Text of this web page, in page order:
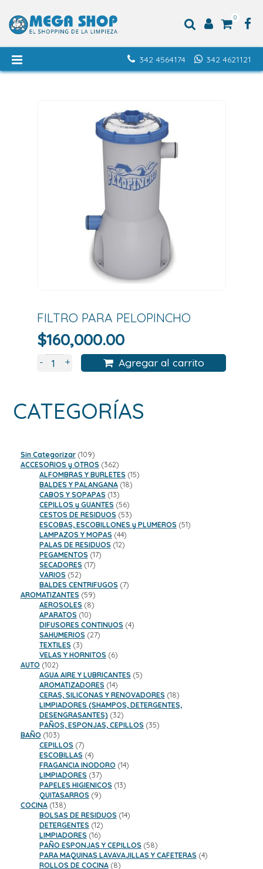
0
342 4621121
342 4564174
FILTRO PARA PELOPINCHO
$160,000.00
- + Agregar al carrito
CATEGORÍAS
Sin Categorizar 109109
productos
ACCESORIOS y OTROS 362362
productos
ALFOMBRAS Y BURLETES 1515
BALDES Y PALANGANA 1818
CABOS Y SOPAPAS 1313
productos
CEPILLOS y GUANTES 5656
productos
CESTOS DE RESIDUOS 5353
productos
ESCOBAS, ESCOBILLONES y PLUMEROS 5151
LAMPAZOS Y MOPAS 4444
productos
PALAS DE RESIDUOS 1212
PEGAMENTOS 1717
SECADORES 1717
VARIOS 5252
productos
BALDES CENTRIFUGOS 77
AROMATIZANTES 5959
productos
AEROSOLES 88
productos
APARATOS 1010
productos
DIFUSORES CONTINUOS 44
SAHUMERIOS 2727
TEXTILES 33
productos
VELAS Y HORNITOS 66
AUTO 102102
productos
AGUA AIRE Y LUBRICANTES 55
AROMATIZADORES 1414
productos
CERAS, SILICONAS Y RENOVADORES 1818
productos
LIMPIADORES (SHAMPOS, DETERGENTES,
DESENGRASANTES) 3232
productos
PAÑOS, ESPONJAS, CEPILLOS 3535
BAÑO 103103
productos
CEPILLOS 77
productos
ESCOBILLAS 44
productos
FRAGANCIA INODORO 1414
LIMPIADORES 3737
productos
PAPELES HIGIENICOS 1313
QUITASARROS 99
COCINA 138138
productos
BOLSAS DE RESIDUOS 1414
DETERGENTES 1212
productos
LIMPIADORES 1616
productos
PAÑO ESPONJAS Y CEPILLOS 5858
productos
PARA MAQUINAS LAVAVAJILLAS Y CAFETERAS 44
ROLLOS DE COCINA 88